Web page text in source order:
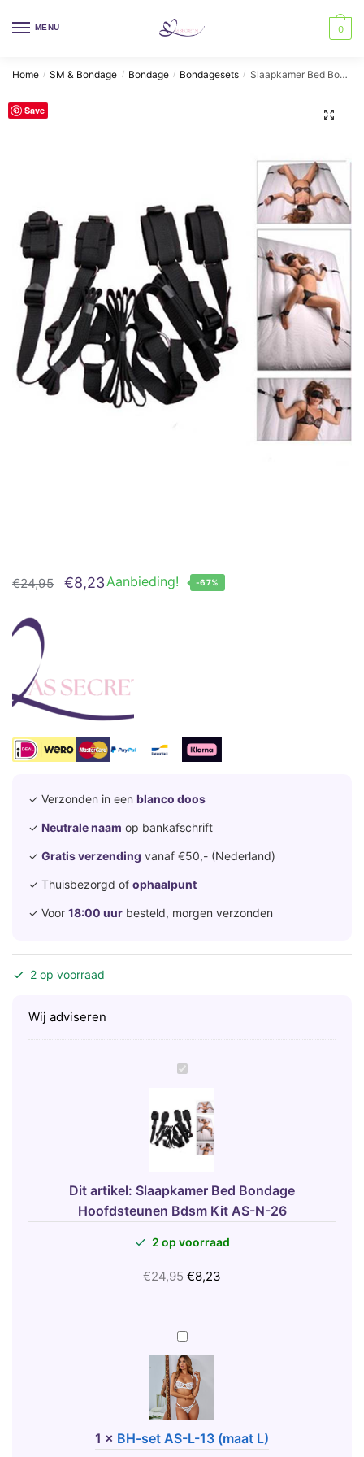
MENU 0
Home / SM & Bondage / Bondage / Bondagesets / Slaapkamer Bed Bondage Hoofdsteunen Bdsm Kit AS-N-26
Save 🔍
Aanbieding!
€24,95
Oorspronkelijke
€8,23Huidige
-67%
✓ Verzonden in een blanco doos
✓ Neutrale naam op bankafschrift
✓ Gratis verzending vanaf €50,- (Nederland)
✓ Thuisbezorgd of ophaalpunt
✓ Voor 18:00 uur besteld, morgen verzonden
2 op voorraad
Wij adviseren
S
a
a
p
a
m
e
r
e
d
o
n
d
a
g
e
Dit artikel: Slaapkamer Bed Bondage
Hoofdsteunen Bdsm Kit AS-N-26
2 op voorraad
€24,95 €8,23
B
H
-
s
e
t
1 × BH-set AS-L-13 (maat L)